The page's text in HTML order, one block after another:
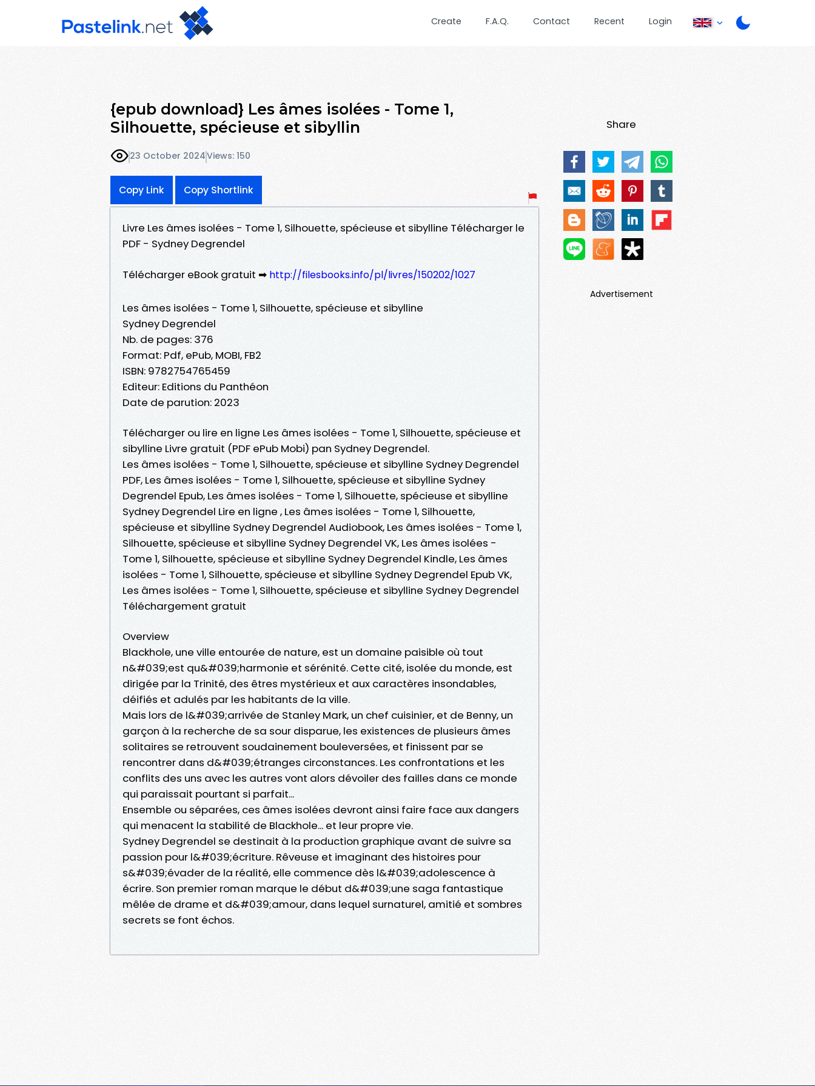
Create F.A.Q. Contact Recent Login
{epub download} Les âmes isolées - Tome 1,
Silhouette, spécieuse et sibyllin
23 October 2024Views: 150
Copy Link Copy Shortlink
Livre Les âmes isolées - Tome 1, Silhouette, spécieuse et sibylline Télécharger le
PDF - Sydney Degrendel
Télécharger eBook gratuit ➡ http://filesbooks.info/pl/livres/150202/1027
Les âmes isolées - Tome 1, Silhouette, spécieuse et sibylline
Sydney Degrendel
Nb. de pages: 376
Format: Pdf, ePub, MOBI, FB2
ISBN: 9782754765459
Editeur: Editions du Panthéon
Date de parution: 2023
Télécharger ou lire en ligne Les âmes isolées - Tome 1, Silhouette, spécieuse et
sibylline Livre gratuit (PDF ePub Mobi) pan Sydney Degrendel.
Les âmes isolées - Tome 1, Silhouette, spécieuse et sibylline Sydney Degrendel
PDF, Les âmes isolées - Tome 1, Silhouette, spécieuse et sibylline Sydney
Degrendel Epub, Les âmes isolées - Tome 1, Silhouette, spécieuse et sibylline
Sydney Degrendel Lire en ligne , Les âmes isolées - Tome 1, Silhouette,
spécieuse et sibylline Sydney Degrendel Audiobook, Les âmes isolées - Tome 1,
Silhouette, spécieuse et sibylline Sydney Degrendel VK, Les âmes isolées -
Tome 1, Silhouette, spécieuse et sibylline Sydney Degrendel Kindle, Les âmes
isolées - Tome 1, Silhouette, spécieuse et sibylline Sydney Degrendel Epub VK,
Les âmes isolées - Tome 1, Silhouette, spécieuse et sibylline Sydney Degrendel
Téléchargement gratuit
Overview
Blackhole, une ville entourée de nature, est un domaine paisible où tout
n&#039;est qu&#039;harmonie et sérénité. Cette cité, isolée du monde, est
dirigée par la Trinité, des êtres mystérieux et aux caractères insondables,
déifiés et adulés par les habitants de la ville.
Mais lors de l&#039;arrivée de Stanley Mark, un chef cuisinier, et de Benny, un
garçon à la recherche de sa sour disparue, les existences de plusieurs âmes
solitaires se retrouvent soudainement bouleversées, et finissent par se
rencontrer dans d&#039;étranges circonstances. Les confrontations et les
conflits des uns avec les autres vont alors dévoiler des failles dans ce monde
qui paraissait pourtant si parfait...
Ensemble ou séparées, ces âmes isolées devront ainsi faire face aux dangers
qui menacent la stabilité de Blackhole... et leur propre vie.
Sydney Degrendel se destinait à la production graphique avant de suivre sa
passion pour l&#039;écriture. Rêveuse et imaginant des histoires pour
s&#039;évader de la réalité, elle commence dès l&#039;adolescence à
écrire. Son premier roman marque le début d&#039;une saga fantastique
mêlée de drame et d&#039;amour, dans lequel surnaturel, amitié et sombres
secrets se font échos.
Share
Advertisement